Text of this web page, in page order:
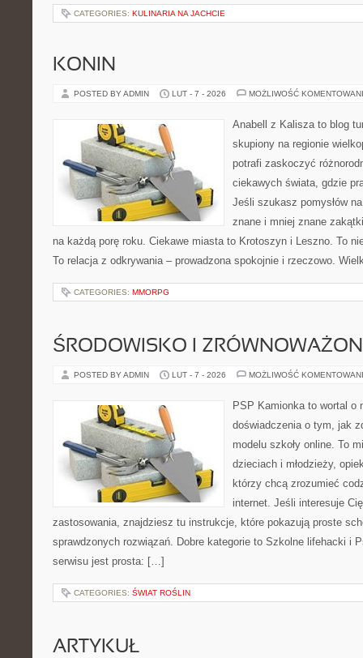
CATEGORIES: KULINARIA NA JACHCIE
KONIN
POSTED BY ADMIN LUT - 7 - 2026 MOŻLIWOŚĆ
Anabell z Kalisza to blog
skupiony na regionie
potrafi zaskoczyć
ciekawych świata, gdzie
Jeśli szukasz pomysłów
znane i mniej znane
na każdą porę roku. Ciekawe miasta to Krotoszyn i Leszno. To
To relacja z odkrywania – prowadzona spokojnie i rzeczowo.
CATEGORIES: MMORPG
ŚRODOWISKO I
POSTED BY ADMIN LUT - 7 - 2026 MOŻLIWOŚĆ
PSP Kamionka to wortal o
doświadczenia o tym, jak
modelu szkoły online. To
dzieciach i młodzieży,
którzy chcą zrozumieć
internet. Jeśli interesuje
zastosowania, znajdziesz tu instrukcje, które pokazują proste
sprawdzonych rozwiązań. Dobre kategorie to Szkolne lifehacki i
serwisu jest prosta: […]
CATEGORIES: ŚWIAT ROŚLIN
ARTYKUŁ